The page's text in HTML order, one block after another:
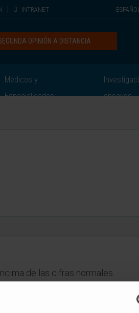
INTRANET
OPINIÓN A DISTANCIA
Médicos y
Especialidades
ensayos
de las cifras normales.